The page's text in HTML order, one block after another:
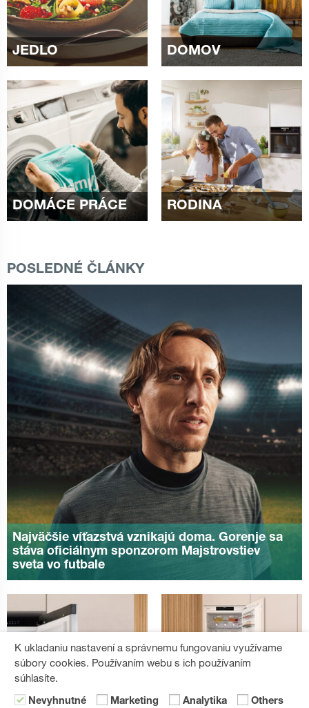
JEDLO DOMOV
DOMÁCE PRÁCE RODINA
POSLEDNÉ ČLÁNKY
Najväčšie víťazstvá vznikajú doma. Gorenje sa
stáva oficiálnym sponzorom Majstrovstiev
sveta vo futbale
Chytrejšie
potravín sa začína s
K ukladaniu nastavení a správnemu fungovaniu využívame
súbory cookies. Používaním webu s ich používaním
súhlasíte.
Nevyhnutné Marketing Analytika Others